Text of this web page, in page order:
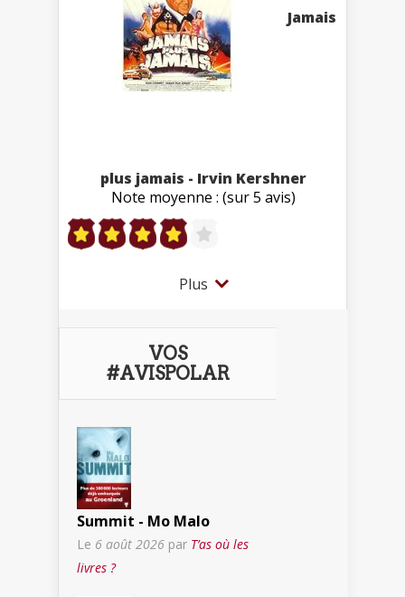
Jamais
plus jamais - Irvin Kershner
Note moyenne : (sur 5 avis)
Plus
VOS
#AVISPOLAR
Summit - Mo Malo
Le 6 août 2026 par T’as où les
livres ?